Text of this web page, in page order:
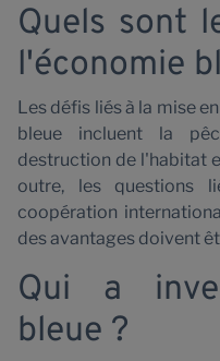
Quels sont
l'économie
Les défis liés à la mise
bleue incluent la
destruction de l'habitat
outre, les questions
coopération
des avantages doivent
Qui a
bleue ?